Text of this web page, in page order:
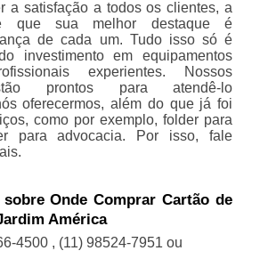
a satisfação a todos os clientes, a
que sua melhor destaque é
de cada um. Tudo isso só é
investimento em equipamentos
experientes. Nossos
prontos para atendê-lo
oferecermos, além do que já foi
como por exemplo, folder para
para advocacia. Por isso, fale
Onde Comprar Cartão de
América
4500 , (11) 98524-7951 ou